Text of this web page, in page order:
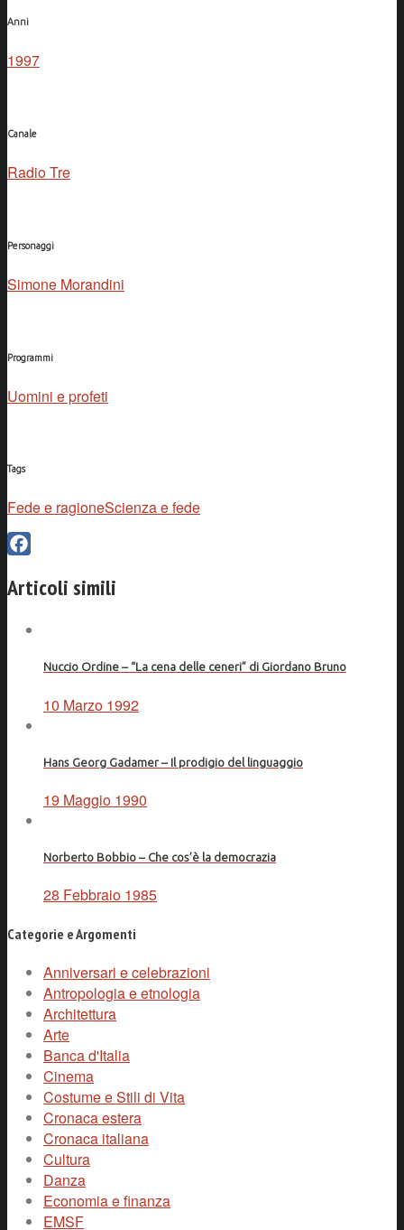
Anni
1997
Canale
Radio Tre
Personaggi
Simone Morandini
Programmi
Uomini e profeti
Tags
Fede e ragioneScienza e fede
Articoli simili
Nuccio Ordine – “La cena delle ceneri” di Giordano Bruno
10 Marzo 1992
Hans Georg Gadamer – Il prodigio del linguaggio
19 Maggio 1990
Norberto Bobbio – Che cos’è la democrazia
28 Febbraio 1985
Categorie e Argomenti
Anniversari e celebrazioni
Antropologia e etnologia
Architettura
Arte
Banca d'Italia
Cinema
Costume e Stili di Vita
Cronaca estera
Cronaca italiana
Cultura
Danza
Economia e finanza
EMSF